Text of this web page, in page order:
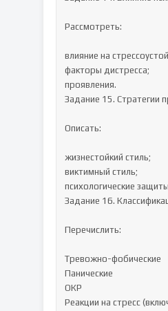
Рассмотреть:
влияние на
факторы дистресса;
проявления.
Задание 15. Стратегии
Описать:
жизнестойкий стиль;
виктимный стиль;
психологические
Задание 16.
Перечислить:
Тревожно-фобические
Панические
ОКР
Реакции на стресс